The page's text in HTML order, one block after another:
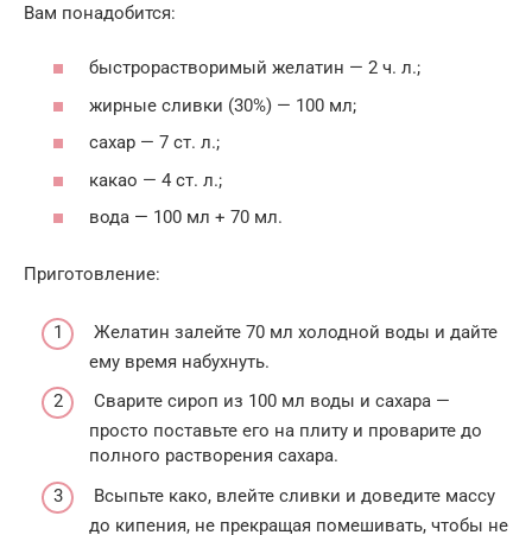
Вам понадобится:
быстрорастворимый желатин — 2 ч. л.;
жирные сливки (30%) — 100 мл;
сахар — 7 ст. л.;
какао — 4 ст. л.;
вода — 100 мл + 70 мл.
Приготовление:
Желатин залейте 70 мл холодной воды и дайте
ему время набухнуть.
Сварите сироп из 100 мл воды и сахара —
просто поставьте его на плиту и проварите до
полного растворения сахара.
Всыпьте како, влейте сливки и доведите массу
до кипения, не прекращая помешивать, чтобы не